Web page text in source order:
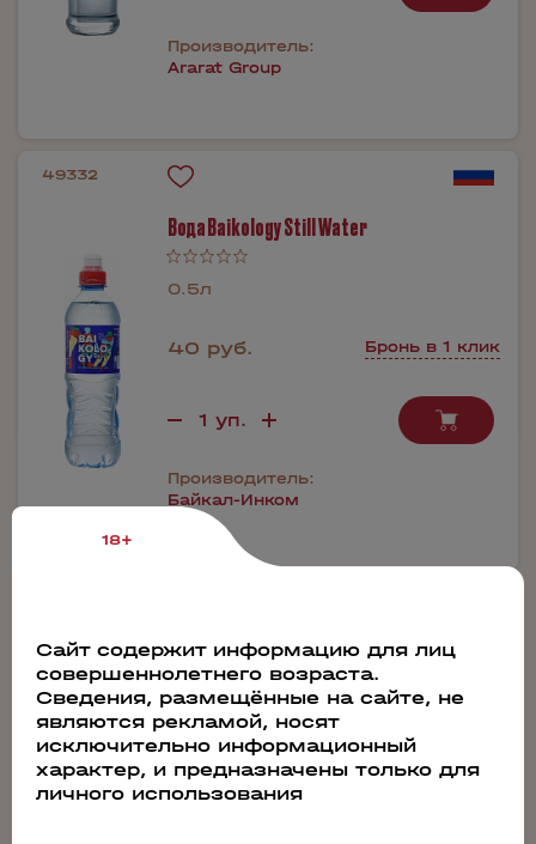
Производитель:
Ararat Group
49332
Вода Baikology Still Water
0.5л
40 руб. Бронь в 1 клик
Производитель:
Байкал-Инком
Вода Baikology Sparkling Water
0.5л
80 руб. Бронь в 1 клик
18+
Сайт содержит информацию для лиц
совершеннолетнего возраста.
Сведения, размещённые на сайте, не
являются рекламой, носят
исключительно информационный
характер, и предназначены только для
личного использования